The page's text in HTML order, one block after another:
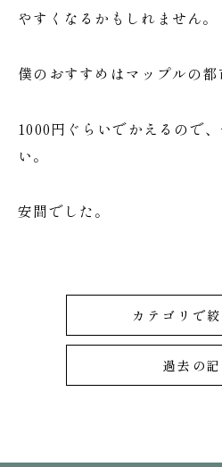
やすくなるかもしれません。
僕のおすすめはマップルの都
1000円ぐらいでかえるので
い。
安間でした。
カテゴリで
過去の